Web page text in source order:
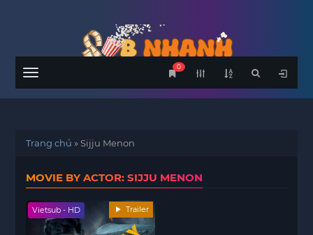
Menu
0
Trang chủ »Sijju Menon
MOVIE BY ACTOR: SIJJU MENON
Vietsub - HD Trailer